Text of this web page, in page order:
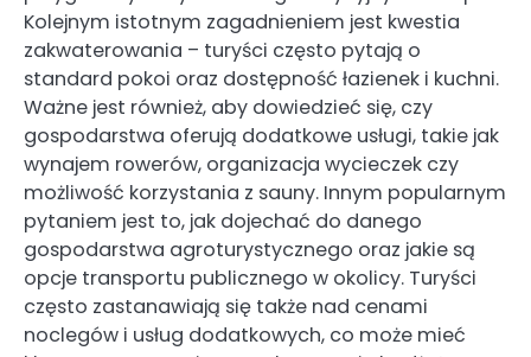
Kolejnym istotnym zagadnieniem jest kwestia
zakwaterowania – turyści często pytają o
standard pokoi oraz dostępność łazienek i kuchni.
Ważne jest również, aby dowiedzieć się, czy
gospodarstwa oferują dodatkowe usługi, takie jak
wynajem rowerów, organizacja wycieczek czy
możliwość korzystania z sauny. Innym popularnym
pytaniem jest to, jak dojechać do danego
gospodarstwa agroturystycznego oraz jakie są
opcje transportu publicznego w okolicy. Turyści
często zastanawiają się także nad cenami
noclegów i usług dodatkowych, co może mieć